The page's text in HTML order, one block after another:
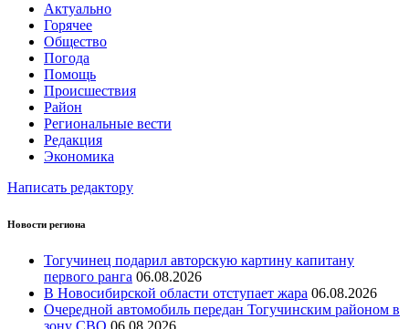
Актуально
Горячее
Общество
Погода
Помощь
Происшествия
Район
Региональные вести
Редакция
Экономика
Написать редактору
Новости региона
Тогучинец подарил авторскую картину капитану
первого ранга 06.08.2026
В Новосибирской области отступает жара 06.08.2026
Очередной автомобиль передан Тогучинским районом в